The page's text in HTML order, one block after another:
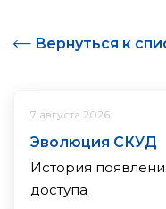
Вернуться к
7 августа 2026
Эволюция СКУД
История
доступа